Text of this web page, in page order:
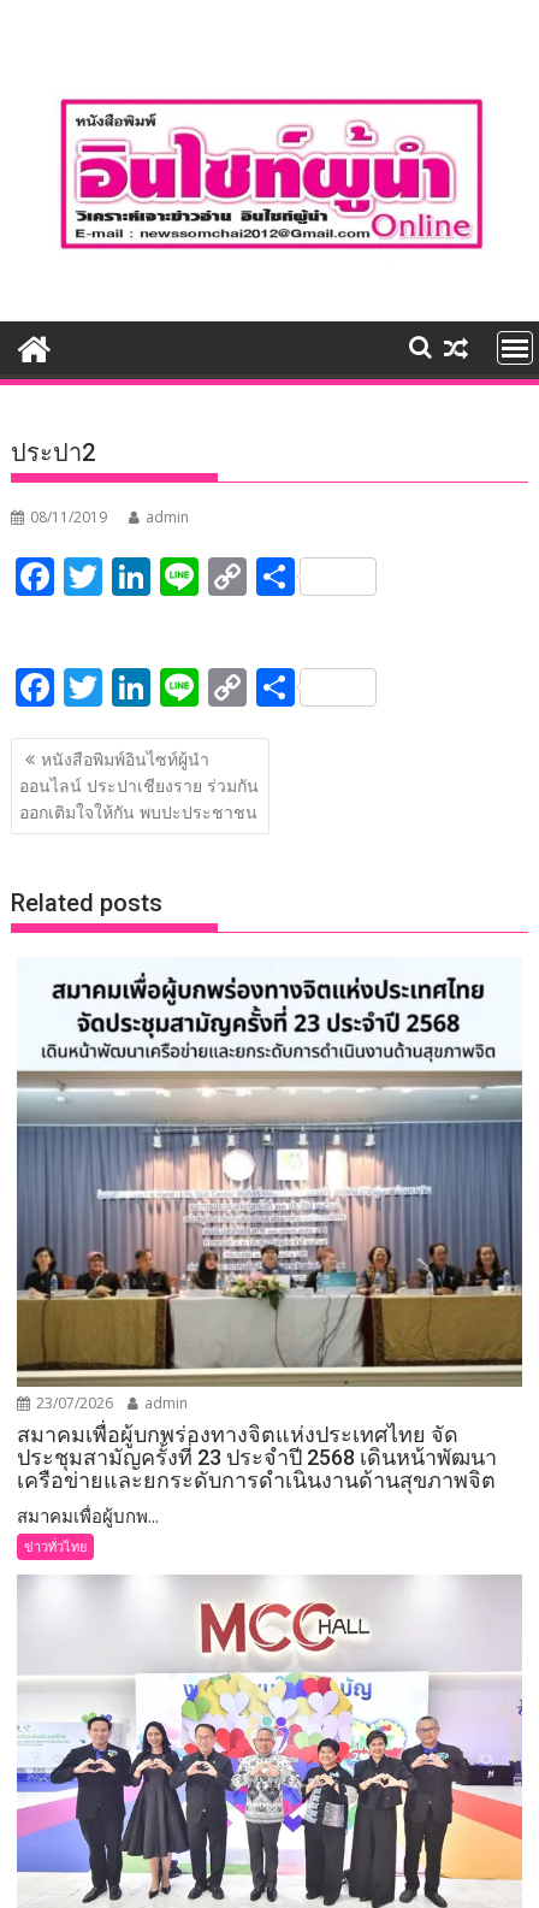
ประปา2
08/11/2019 admin
F
b
o
o
k
T
er
Li
e
dI
n
Li C
y
Li
n
k
S
e
F
ac
e
b
o
k
T
w
itt
er
Li
n
k
e
dI
Li
n
e
C
o
y
Li
k
S
แนะแนว
เรื่อง
หนังสือพิมพ์อินไซท์ผู้นำ
ออนไลน์ ประปาเชียงราย ร่วมกัน
ออกเติมใจให้กัน พบปะประชาชน
Related posts
23/07/2026 admin
สมาคมเพื่อผู้บกพร่องทางจิตแห่งประเทศไทย จัด
ประชุมสามัญครั้งที่ 23 ประจำปี 2568 เดินหน้าพัฒนา
เครือข่ายและยกระดับการดำเนินงานด้านสุขภาพจิต
สมาคมเพื่อผู้บกพ...
ข่าวทั่วไทย